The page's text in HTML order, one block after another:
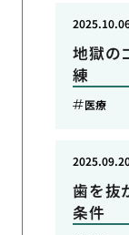
地獄の
練
医療
歯を抜
条件